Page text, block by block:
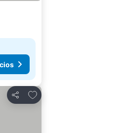
Compartir
Añadir a favoritos